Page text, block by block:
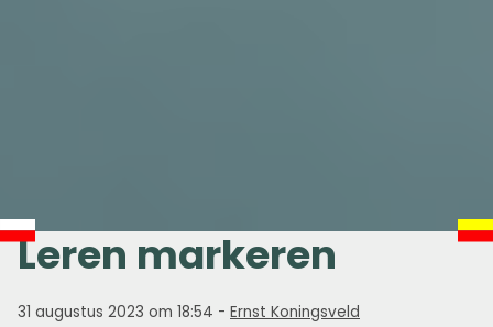
Leren markeren
31 augustus 2023 om 18:54 - Ernst Koningsveld